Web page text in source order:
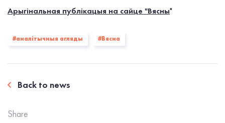
Арыгінальная публікацыя на сайце "Вясны"
#аналітычныя агляды #Вясна
Back to news
Share